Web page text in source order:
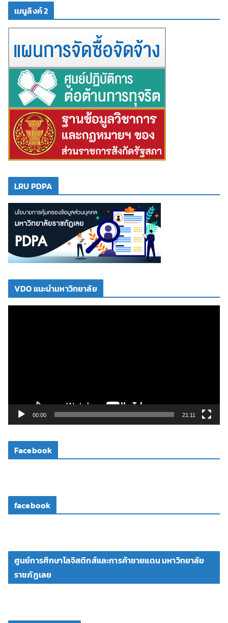
เมนูลิงค์ 2
LRU PDPA
VDO แนะนำมหาวิทยาลัย
ดี
โ
00:00 21:11
Facebook
facebook
ศูนย์การศึกษาโลจิสติกส์และการค้าชายแดน มหาวิทยาลัย
ราชภัฏเลย